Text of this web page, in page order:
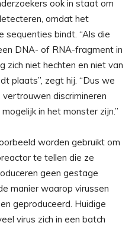
ook in staat om
omdat het
sequenties bindt. “Als die
DNA- of RNA-fragment in
zich niet hechten en niet van
plaats”, zegt hij. “Dus we
discrimineren
in het monster zijn.”
worden gebruikt om
te tellen die ze
geen gestage
manier waarop virussen
geproduceerd. Huidige
virus zich in een batch